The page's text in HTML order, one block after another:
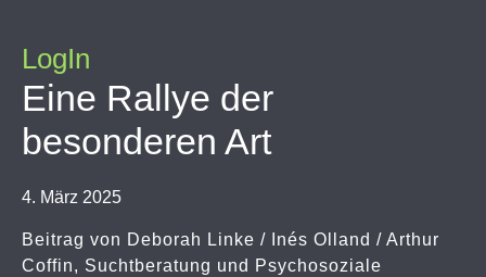
LogIn
Eine Rallye der
besonderen Art
4. März 2025
Beitrag von Deborah Linke / Inés Olland / Arthur
Coffin, Suchtberatung und Psychosoziale